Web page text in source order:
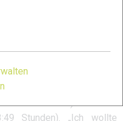
aber auch etwas platt.“
und davor Sechster im
Stunden vor dem
Stunden) und dem
Stunden). „Ich wollte